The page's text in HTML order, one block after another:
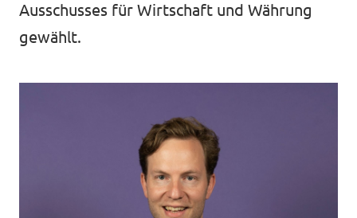
Ausschusses für Wirtschaft und Währung
gewählt.